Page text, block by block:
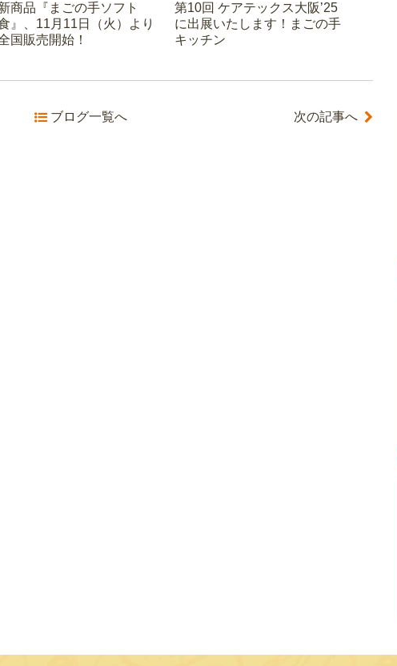
商品『まごの手ソフト
』、11月11日（火）より
国販売開始！
第10回 ケアテックス大阪’25
に出展いたします！まごの手
キッチン
ブログ一覧へ 次の記事へ